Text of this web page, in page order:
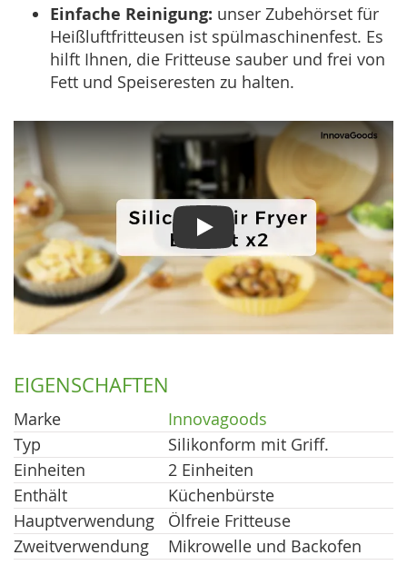
Einfache Reinigung: unser Zubehörset für
Heißluftfritteusen ist spülmaschinenfest. Es
hilft Ihnen, die Fritteuse sauber und frei von
Fett und Speiseresten zu halten.
Play
EIGENSCHAFTEN
Marke
Innovagoods
Typ
Silikonform mit Griff.
Einheiten
2 Einheiten
Enthält
Küchenbürste
Hauptverwendung
Ölfreie Fritteuse
Zweitverwendung
Mikrowelle und Backofen